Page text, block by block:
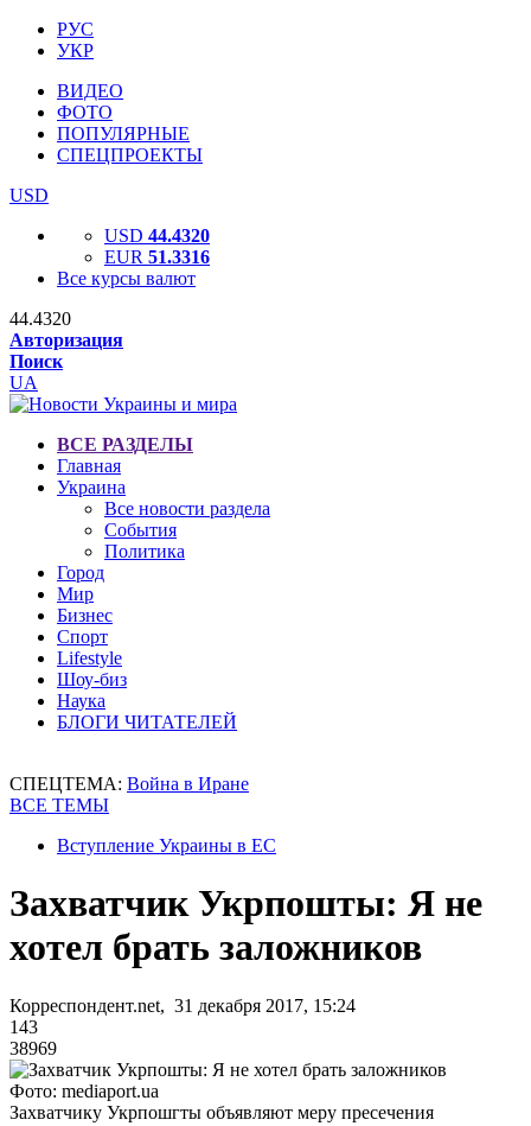
РУС
УКР
ВИДЕО
ФОТО
ПОПУЛЯРНЫЕ
СПЕЦПРОЕКТЫ
USD
USD 44.4320
EUR 51.3316
Все курсы валют
44.4320
Авторизация
Поиск
UA
ВСЕ РАЗДЕЛЫ
Главная
Украина
Все новости раздела
События
Политика
Город
Мир
Бизнес
Спорт
Lifestyle
Шоу-биз
Наука
БЛОГИ ЧИТАТЕЛЕЙ
СПЕЦТЕМА: Война в Иране
ВСЕ ТЕМЫ
Вступление Украины в ЕС
Захватчик Укрпошты: Я не
хотел брать заложников
Корреспондент.net, 31 декабря 2017, 15:24
143
38969
Фото: mediaport.ua
Захватчику Укрпошгты объявляют меру пресечения